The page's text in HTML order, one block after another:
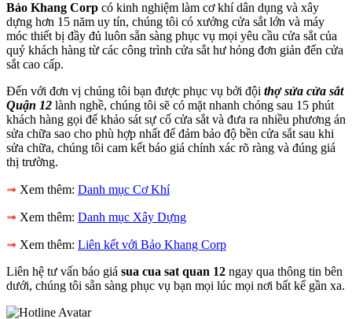
Bảo Khang Corp có kinh nghiệm làm cơ khí dân dụng và xây
dựng hơn 15 năm uy tín, chúng tôi có xưởng cửa sắt lớn và máy
móc thiết bị đầy đủ luôn sẵn sàng phục vụ mọi yêu cầu cửa sắt của
quý khách hàng từ các công trình cửa sắt hư hỏng đơn giản đến cửa
sắt cao cấp.
Đến với đơn vị chúng tôi bạn được phục vụ bởi đội thợ sửa cửa sắt
Quận 12 lành nghề, chúng tôi sẽ có mặt nhanh chóng sau 15 phút
khách hàng gọi để khảo sát sự cố cửa sắt và đưa ra nhiều phương án
sửa chữa sao cho phù hợp nhất để đảm bảo độ bền cửa sắt sau khi
sửa chữa, chúng tôi cam kết báo giá chính xác rõ ràng và đúng giá
thị trường.
➟ Xem thêm: Danh mục Cơ Khí
➟ Xem thêm: Danh mục Xây Dựng
➟ Xem thêm: Liên kết với Bảo Khang Corp
Liên hệ tư vấn báo giá sua cua sat quan 12 ngay qua thông tin bên
dưới, chúng tôi sẵn sàng phục vụ bạn mọi lúc mọi nơi bất kể gần xa.